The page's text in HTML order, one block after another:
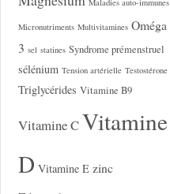
Micronutriments Multivitamines Oméga
3 sel statines Syndrome prémenstruel
sélénium Tension artérielle Testostérone
Triglycérides Vitamine B9
Vitamine CVitamine
D Vitamine E zinc